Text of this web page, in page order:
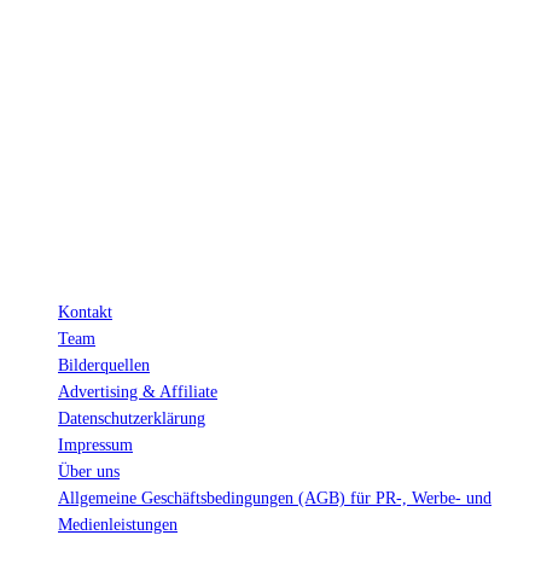
Kontakt
Team
Bilderquellen
Advertising & Affiliate
Datenschutzerklärung
Impressum
Über uns
Allgemeine Geschäftsbedingungen (AGB) für PR-, Werbe- und
Medienleistungen